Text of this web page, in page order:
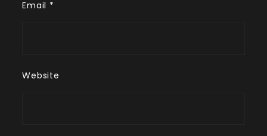
Email *
Website